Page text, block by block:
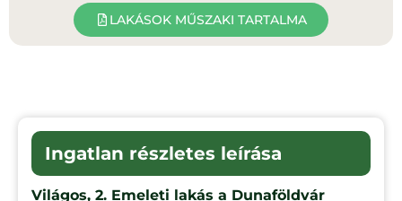
LAKÁSOK MŰSZAKI TARTALMA
Ingatlan részletes leírása
Világos, 2. Emeleti lakás a Dunaföldvár